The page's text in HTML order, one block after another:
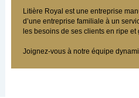
Litière Royal est une entreprise
d’une entreprise familiale à un
les besoins de ses clients en ripe
Joignez-vous à notre équipe